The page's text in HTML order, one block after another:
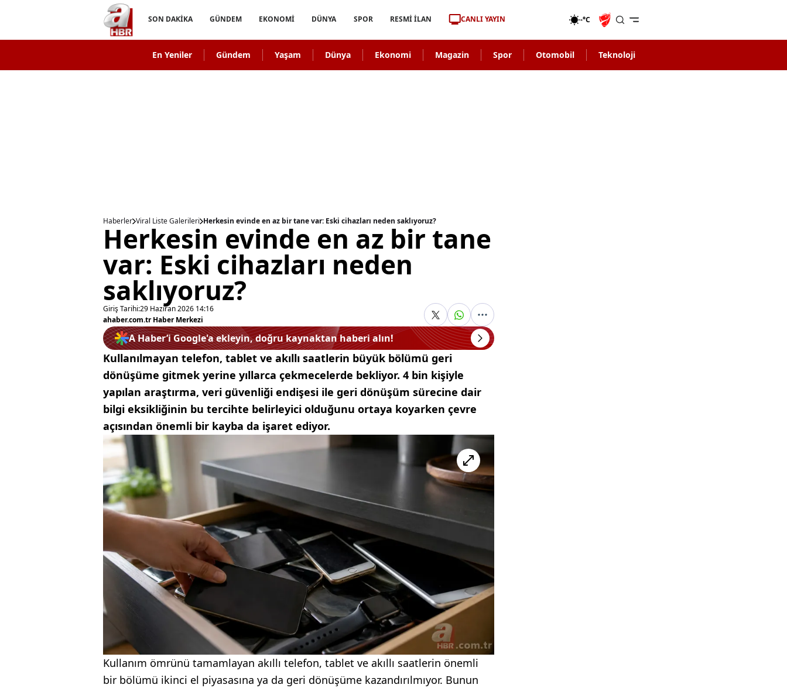
SON DAKİKA GÜNDEM EKONOMİ DÜNYA SPOR RESMİ İLAN CANLI YAYIN -°C
En Yeniler Gündem Yaşam Dünya Ekonomi Magazin Spor Otomobil Teknoloji
Haberler Viral Liste Galerileri Herkesin evinde en az bir tane var: Eski cihazları neden saklıyoruz?
Herkesin evinde en az bir tane
var: Eski cihazları neden
saklıyoruz?
Giriş Tarihi:29 Haziran 2026 14:16
ahaber.com.tr Haber Merkezi
A Haber’i Google'a ekleyin, doğru kaynaktan haberi alın!
Kullanılmayan telefon, tablet ve akıllı saatlerin büyük bölümü geri
dönüşüme gitmek yerine yıllarca çekmecelerde bekliyor. 4 bin kişiyle
yapılan araştırma, veri güvenliği endişesi ile geri dönüşüm sürecine dair
bilgi eksikliğinin bu tercihte belirleyici olduğunu ortaya koyarken çevre
açısından önemli bir kayba da işaret ediyor.
Kullanım ömrünü tamamlayan akıllı telefon, tablet ve akıllı saatlerin önemli
bir bölümü ikinci el piyasasına ya da geri dönüşüme kazandırılmıyor. Bunun